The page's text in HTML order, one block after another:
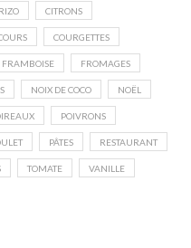
CITRONS
COURGETTES
FRAMBOISE FROMAGES
NOIX DE COCO NOËL
POIVRONS
PÂTES RESTAURANT
TOMATE VANILLE